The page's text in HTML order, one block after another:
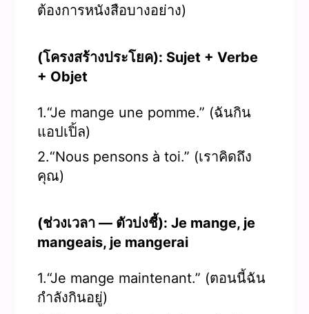
ต้องการหนังสือบางอย่าง)
(โครงสร้างประโยค): Sujet + Verbe
+ Objet
1.“Je mange une pomme.” (ฉันกิน
แอปเปิ้ล)
2.“Nous pensons à toi.” (เราคิดถึง
คุณ)
(ช่วงเวลา — ตัวบ่งชี้): Je mange, je
mangeais, je mangerai
1.“Je mange maintenant.” (ตอนนี้ฉัน
กำลังกินอยู่)